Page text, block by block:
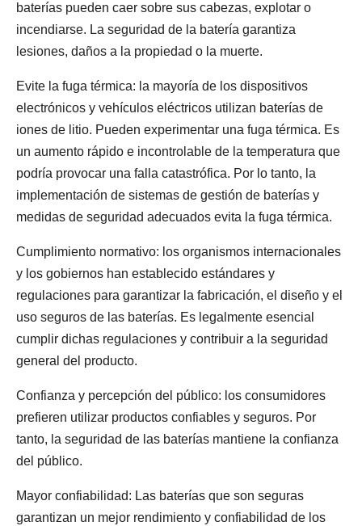
baterías pueden caer sobre sus cabezas, explotar o
incendiarse. La seguridad de la batería garantiza
lesiones, daños a la propiedad o la muerte.
Evite la fuga térmica: la mayoría de los dispositivos
electrónicos y vehículos eléctricos utilizan baterías de
iones de litio. Pueden experimentar una fuga térmica. Es
un aumento rápido e incontrolable de la temperatura que
podría provocar una falla catastrófica. Por lo tanto, la
implementación de sistemas de gestión de baterías y
medidas de seguridad adecuados evita la fuga térmica.
Cumplimiento normativo: los organismos internacionales
y los gobiernos han establecido estándares y
regulaciones para garantizar la fabricación, el diseño y el
uso seguros de las baterías. Es legalmente esencial
cumplir dichas regulaciones y contribuir a la seguridad
general del producto.
Confianza y percepción del público: los consumidores
prefieren utilizar productos confiables y seguros. Por
tanto, la seguridad de las baterías mantiene la confianza
del público.
Mayor confiabilidad: Las baterías que son seguras
garantizan un mejor rendimiento y confiabilidad de los